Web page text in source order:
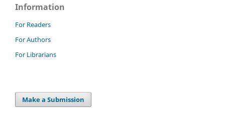
Information
For Readers
For Authors
For Librarians
Make a Submission